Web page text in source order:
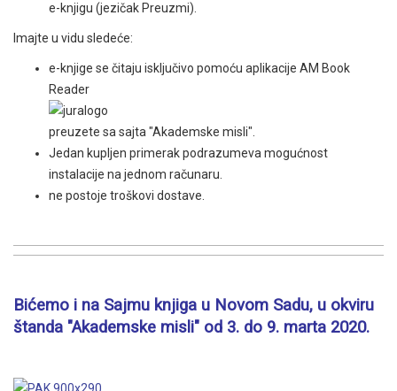
e-knjigu (jezičak Preuzmi).
Imajte u vidu sledeće:
e-knjige se čitaju isključivo pomoću aplikacije AM Book
Reader
preuzete sa sajta "Akademske misli".
Jedan kupljen primerak podrazumeva mogućnost
instalacije na jednom računaru.
ne postoje troškovi dostave.
Bićemo i na Sajmu knjiga u Novom Sadu, u okviru
štanda "Akademske misli" od 3. do 9. marta 2020.